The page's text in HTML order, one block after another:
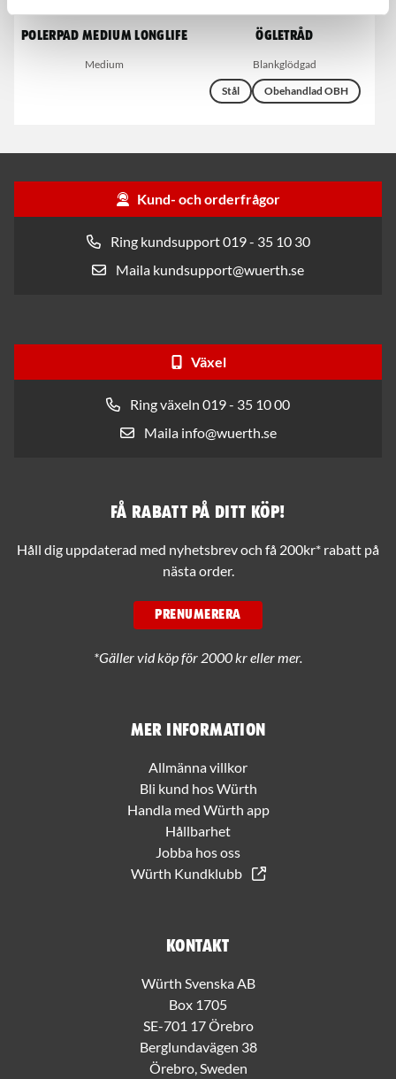
Polerpad medium longlife
Medium
Ögletråd
Blankglödgad
Stål
Obehandlad OBH
Kund- och orderfrågor
Ring kundsupport 019 - 35 10 30
Maila kundsupport@wuerth.se
Växel
Ring växeln 019 - 35 10 00
Maila info@wuerth.se
Mer information
Allmänna villkor
Bli kund hos Würth
Handla med Würth app
Hållbarhet
Jobba hos oss
Würth Kundklubb
Kontakt
Würth Svenska AB
Box 1705
SE-701 17 Örebro
Berglundavägen 38
Örebro, Sweden
Få rabatt på ditt köp!
Håll dig uppdaterad med nyhetsbrev och få 200kr* rabatt på
nästa order.
PRENUMERERA
*Gäller vid köp för 2000 kr eller mer.